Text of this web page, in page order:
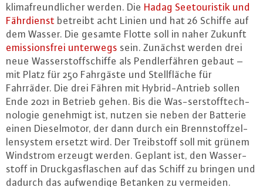
kli­ma­freund­li­cher werden. Die Hadag See­tou­ris­tik und
Fähr­dienst betreibt acht Linien und hat 26 Schiffe auf
dem Wasser. Die gesamte Flotte soll in naher Zukunft
emis­si­ons­frei unterwegs sein. Zunächst werden drei
neue Was­ser­stoff­schif­fe als Pend­ler­fäh­ren gebaut –
mit Platz für 250 Fahrgäste und Stell­flä­che für
Fahrräder. Die drei Fähren mit Hy­brid-An­trieb sollen
Ende 2021 in Betrieb gehen. Bis die Was-ser­stoff­tech­
no­lo­gie genehmigt ist, nutzen sie neben der Batterie
einen Die­sel­mo­tor, der dann durch ein Brenn­stoff­zel­
len­sys­tem ersetzt wird. Der Treib­stoff soll mit grünem
Windstrom erzeugt werden. Geplant ist, den Was­ser­
stoff in Druck­gas­fla­schen auf das Schiff zu bringen und
dadurch das auf­wen­di­ge Betanken zu vermeiden.